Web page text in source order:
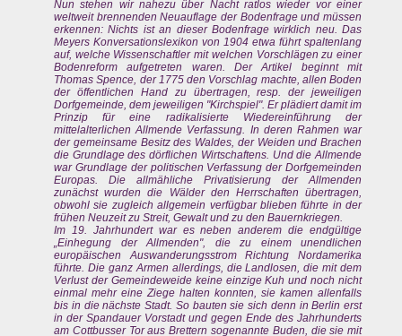
Nun stehen wir nahezu über Nacht ratlos wieder vor einer
weltweit brennenden Neuauflage der Bodenfrage und müssen
erkennen: Nichts ist an dieser Bodenfrage wirklich neu. Das
Meyers Konversationslexikon von 1904 etwa führt spaltenlang
auf, welche Wissenschaftler mit welchen Vorschlägen zu einer
Bodenreform aufgetreten waren. Der Artikel beginnt mit
Thomas Spence, der 1775 den Vorschlag machte, allen Boden
der öffentlichen Hand zu übertragen, resp. der jeweiligen
Dorfgemeinde, dem jeweiligen "Kirchspiel". Er plädiert damit im
Prinzip für eine radikalisierte Wiedereinführung der
mittelalterlichen Allmende Verfassung. In deren Rahmen war
der gemeinsame Besitz des Waldes, der Weiden und Brachen
die Grundlage des dörflichen Wirtschaftens. Und die Allmende
war Grundlage der politischen Verfassung der Dorfgemeinden
Europas. Die allmähliche Privatisierung der Allmenden
zunächst wurden die Wälder den Herrschaften übertragen,
obwohl sie zugleich allgemein verfügbar blieben führte in der
frühen Neuzeit zu Streit, Gewalt und zu den Bauernkriegen.
Im 19. Jahrhundert war es neben anderem die endgültige
„Einhegung der Allmenden", die zu einem unendlichen
europäischen Auswanderungsstrom Richtung Nordamerika
führte. Die ganz Armen allerdings, die Landlosen, die mit dem
Verlust der Gemeindeweide keine einzige Kuh und noch nicht
einmal mehr eine Ziege halten konnten, sie kamen allenfalls
bis in die nächste Stadt. So bauten sie sich denn in Berlin erst
in der Spandauer Vorstadt und gegen Ende des Jahrhunderts
am Cottbusser Tor aus Brettern sogenannte Buden, die sie mit